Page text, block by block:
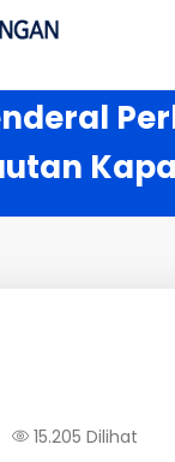
15.205 Dilihat